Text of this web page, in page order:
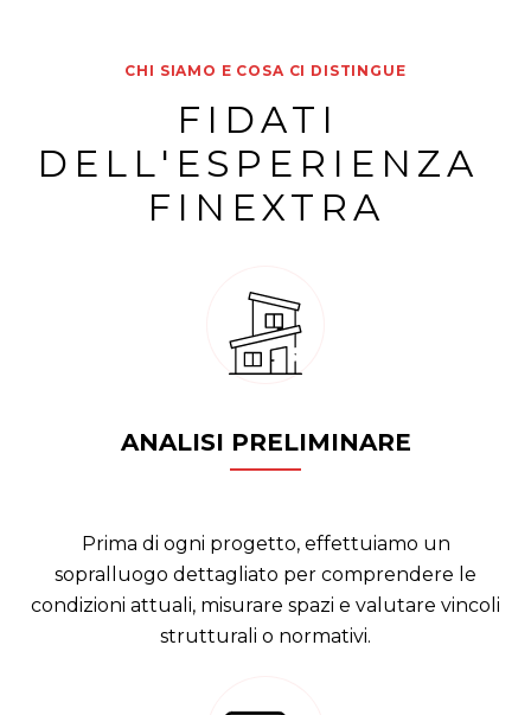
CHI SIAMO E COSA CI DISTINGUE
FIDATI
DELL'ESPERIENZA
FINEXTRA
ANALISI PRELIMINARE
Prima di ogni progetto, effettuiamo un
sopralluogo dettagliato per comprendere le
condizioni attuali, misurare spazi e valutare vincoli
strutturali o normativi.